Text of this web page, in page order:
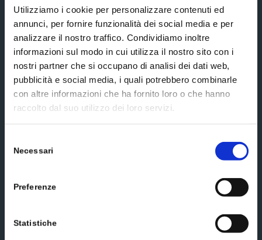
Utilizziamo i cookie per personalizzare contenuti ed
annunci, per fornire funzionalità dei social media e per
analizzare il nostro traffico. Condividiamo inoltre
informazioni sul modo in cui utilizza il nostro sito con i
nostri partner che si occupano di analisi dei dati web,
pubblicità e social media, i quali potrebbero combinarle
con altre informazioni che ha fornito loro o che hanno
raccolto dal suo utilizzo dei loro servizi.
delNecessari
Preferenze
Statistiche
Additional information*
I accept the terms and conditions of the
privacy policy